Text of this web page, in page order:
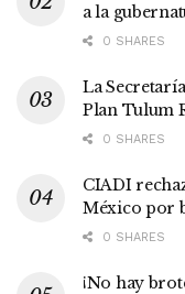
a la
0 SHARES
La
Plan Tulum
0 SHARES
CIADI
México por
0 SHARES
¡No hay